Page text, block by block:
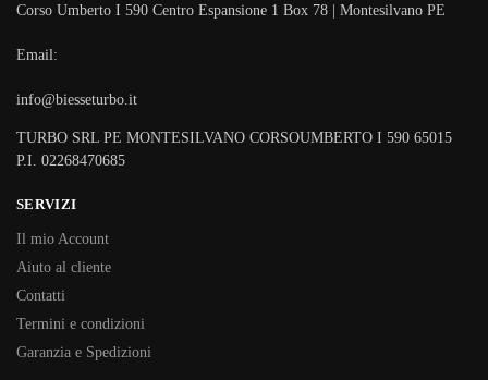
Corso Umberto I 590 Centro Espansione 1 Box 78 | Montesilvano PE
Email:
info@biesseturbo.it
TURBO SRL PE MONTESILVANO CORSOUMBERTO I 590 65015
P.I. 02268470685
SERVIZI
Il mio Account
Aiuto al cliente
Contatti
Termini e condizioni
Garanzia e Spedizioni